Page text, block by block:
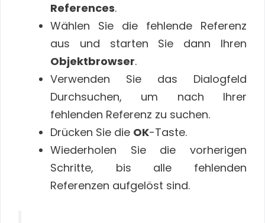
References.
Wählen Sie die fehlende Referenz
aus und starten Sie dann Ihren
Objektbrowser.
Verwenden Sie das Dialogfeld
Durchsuchen, um nach Ihrer
fehlenden Referenz zu suchen.
Drücken Sie die OK-Taste.
Wiederholen Sie die vorherigen
Schritte, bis alle fehlenden
Referenzen aufgelöst sind.